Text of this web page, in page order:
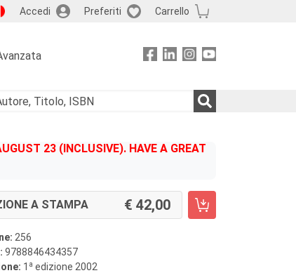
Accedi Preferiti Carrello
23 (INCLUSIVE). HAVE A GREAT
A STAMPA 42,00
256
9788846434357
1 a edizione 2002